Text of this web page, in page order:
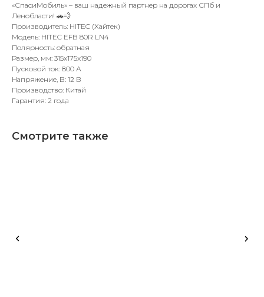
«СпасиМобиль» – ваш надежный партнер на дорогах СПб и
Ленобласти! 🚗💨
Производитель: HITEC (Хайтек)
Модель: HITEC EFB 80R LN4
Полярность: обратная
Размер, мм: 315x175x190
Пусковой ток: 800 А
Напряжение, В: 12 В
Производство: Китай
Гарантия: 2 года
Смотрите также